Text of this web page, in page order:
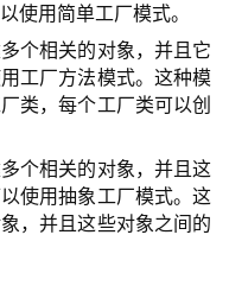
使用简单工厂模式。
个相关的对象，并且它
工厂方法模式。这种模
类，每个工厂类可以创
个相关的对象，并且这
使用抽象工厂模式。这
，并且这些对象之间的